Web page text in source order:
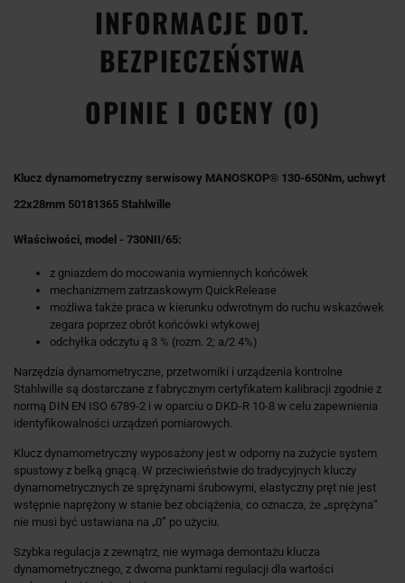
INFORMACJE DOT.
BEZPIECZEŃSTWA
OPINIE I OCENY (0)
Klucz dynamometryczny serwisowy MANOSKOP® 130-650Nm, uchwyt
22x28mm 50181365 Stahlwille
Właściwości, model - 730NII/65:
z gniazdem do mocowania wymiennych końcówek
mechanizmem zatrzaskowym QuickRelease
możliwa także praca w kierunku odwrotnym do ruchu wskazówek
zegara poprzez obrót końcówki wtykowej
odchyłka odczytu ą 3 % (rozm. 2; a/2 4%)
Narzędzia dynamometryczne, przetworniki i urządzenia kontrolne
Stahlwille są dostarczane z fabrycznym certyfikatem kalibracji zgodnie z
normą DIN EN ISO 6789-2 i w oparciu o DKD-R 10-8 w celu zapewnienia
identyfikowalności urządzeń pomiarowych.
Klucz dynamometryczny wyposażony jest w odporny na zużycie system
spustowy z belką gnącą. W przeciwieństwie do tradycyjnych kluczy
dynamometrycznych ze sprężynami śrubowymi, elastyczny pręt nie jest
wstępnie naprężony w stanie bez obciążenia, co oznacza, że „sprężyna”
nie musi być ustawiana na „0” po użyciu.
Szybka regulacja z zewnątrz, nie wymaga demontażu klucza
dynamometrycznego, z dwoma punktami regulacji dla wartości